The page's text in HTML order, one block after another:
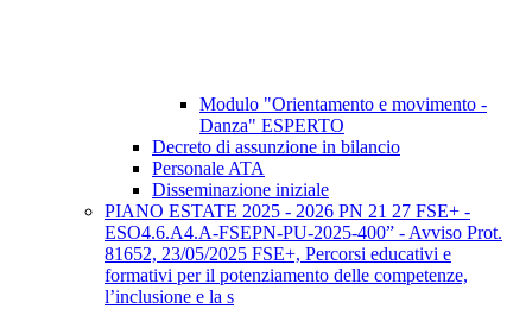
Modulo "Orientamento e movimento -
Danza" ESPERTO
Decreto di assunzione in bilancio
Personale ATA
Disseminazione iniziale
PIANO ESTATE 2025 - 2026 PN 21 27 FSE+ -
ESO4.6.A4.A-FSEPN-PU-2025-400” - Avviso Prot.
81652, 23/05/2025 FSE+, Percorsi educativi e
formativi per il potenziamento delle competenze,
l’inclusione e la s